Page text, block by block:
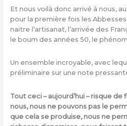
Et nous voilà donc arrivé à nous,
pour la première fois les
naitre l’artisanat, l’arrivée des
le boum des années 50, le
Un ensemble incroyable, avec
préliminaire sur une note
Tout ceci – aujourd’hui – risque
nous, nous ne pouvons pas le
que cela se produise, nous ne